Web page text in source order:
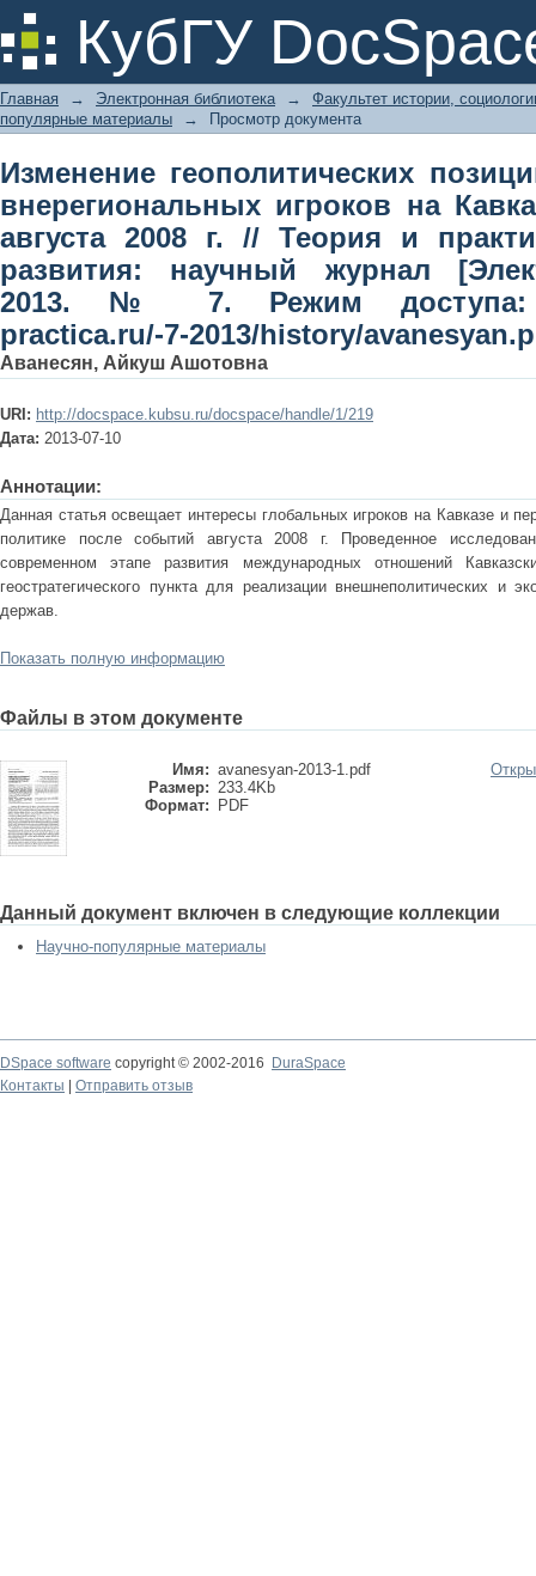
КубГУ
Изменение геополитических
игроков на Кавказе после
общественного развития:
Режим доступа: http://www.teoria-
Главная → Электронная библиотека →
Факультет истории,
популярные материалы
→ Просмотр документа
Изменение геополитических
внерегиональных игроков на
августа 2008 г. // Теория и
развития: научный журнал
2013. № 7. Режим доступа:
practica.ru/-7-2013/history/
Аванесян, Айкуш Ашотовна
URI: http://docspace.kubsu.ru/docspace/handle/1/219
Дата: 2013-07-10
Аннотации:
Данная статья освещает интересы глобальных игроков на Кавказе и
политике после событий августа 2008 г. Проведенное
современном этапе развития международных отношений
геостратегического пункта для реализации внешнеполитических и
держав.
Показать полную информацию
Файлы в этом документе
Имя: avanesyan-2013-1.pdf
Размер: 233.4Kb
Формат:
PDF
Данный документ включен в следующие коллекции
Научно-популярные материалы
DSpace software copyright © 2002-2016
DuraSpace
Контакты
Отправить отзыв